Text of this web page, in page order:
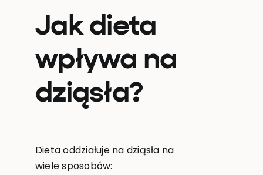
Jak dieta
wpływa na
dziąsła?
Dieta oddziałuje na dziąsła na
wiele sposobów: